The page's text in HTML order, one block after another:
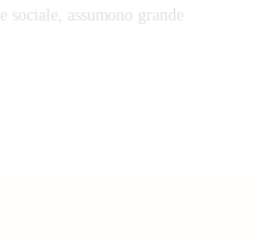
sociale, assumono grande